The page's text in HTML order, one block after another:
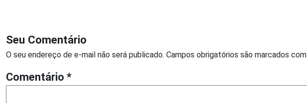
Seu Comentário
O seu endereço de e-mail não será publicado. Campos obrigatórios são marcados com
Comentário *